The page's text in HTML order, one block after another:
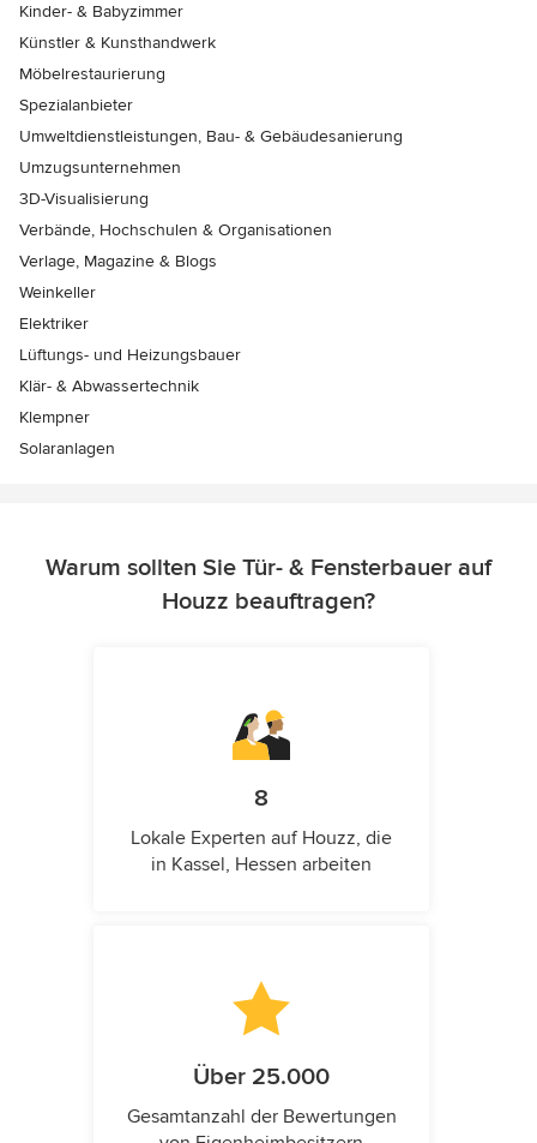
Kinder- & Babyzimmer
Künstler & Kunsthandwerk
Möbelrestaurierung
Spezialanbieter
Umweltdienstleistungen, Bau- & Gebäudesanierung
Umzugsunternehmen
3D-Visualisierung
Verbände, Hochschulen & Organisationen
Verlage, Magazine & Blogs
Weinkeller
Elektriker
Lüftungs- und Heizungsbauer
Klär- & Abwassertechnik
Klempner
Solaranlagen
Warum sollten Sie Tür- & Fensterbauer auf
Houzz beauftragen?
8
Lokale Experten auf Houzz, die
in Kassel, Hessen arbeiten
Über 25.000
Gesamtanzahl der Bewertungen